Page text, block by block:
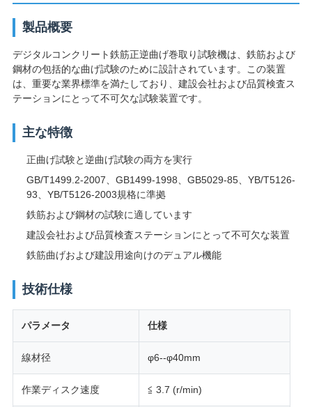
連
絡
し
な
さ
い
ス
引
用
を
製品概要
デジタルコンクリート鉄筋正逆曲げ巻取り試験機は、鉄筋および
鋼材の包括的な曲げ試験のために設計されています。この装置
は、重要な業界標準を満たしており、建設会社および品質検査ス
テーションにとって不可欠な試験装置です。
主な特徴
正曲げ試験と逆曲げ試験の両方を実行
GB/T1499.2-2007、GB1499-1998、GB5029-85、YB/T5126-
93、YB/T5126-2003規格に準拠
鉄筋および鋼材の試験に適しています
建設会社および品質検査ステーションにとって不可欠な装置
鉄筋曲げおよび建設用途向けのデュアル機能
技術仕様
パラメータ 仕様
線材径 φ6--φ40mm
作業ディスク速度 ≦ 3.7 (r/min)